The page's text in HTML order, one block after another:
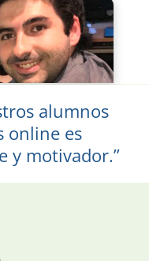
alumnos
online es
y motivador.”